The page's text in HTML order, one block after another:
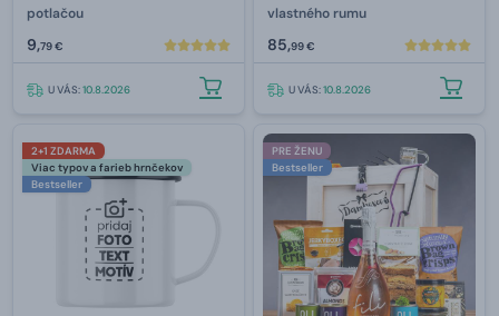
potlačou
9,79 €
U VÁS:10.8.2026
vlastného rumu
85,99 €
U VÁS:10.8.2026
2+1 ZDARMA
Viac typov a farieb hrnčekov
Bestseller
PRE ŽENU
Bestseller